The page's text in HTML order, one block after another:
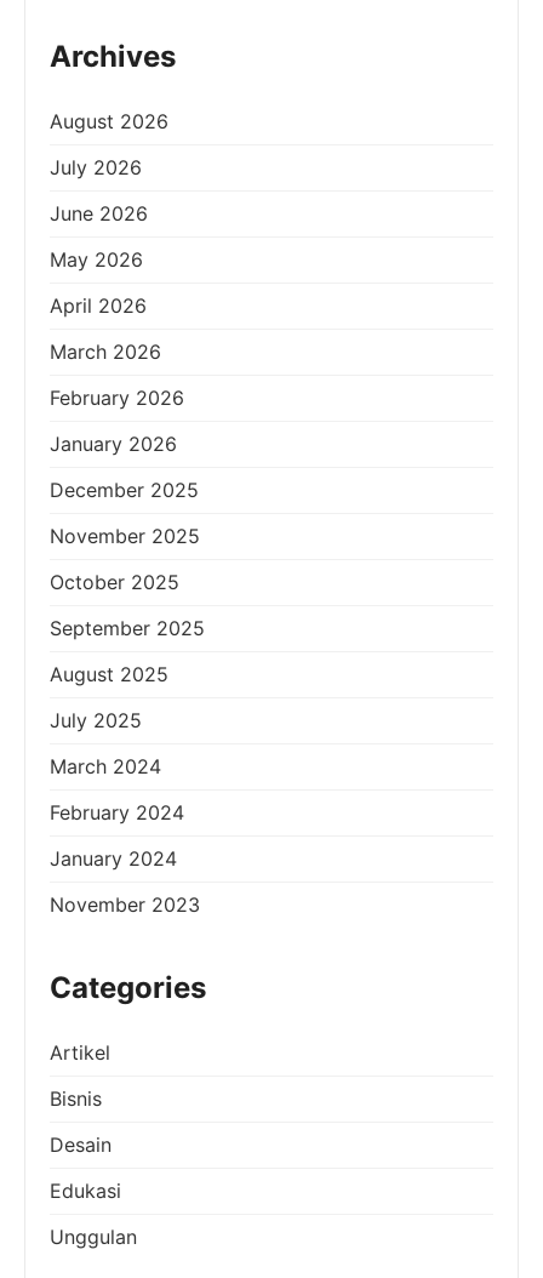
Archives
August 2026
July 2026
June 2026
May 2026
April 2026
March 2026
February 2026
January 2026
December 2025
November 2025
October 2025
September 2025
August 2025
July 2025
March 2024
February 2024
January 2024
November 2023
Categories
Artikel
Bisnis
Desain
Edukasi
Unggulan